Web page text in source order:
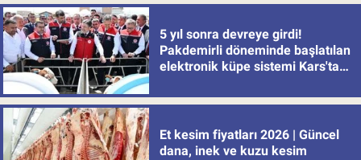
5 yıl sonra devreye girdi!
Pakdemirli döneminde başlatılan
elektronik küpe sistemi Kars'tan
Et kesim fiyatları 2026 | Güncel
dana, inek ve kuzu kesim